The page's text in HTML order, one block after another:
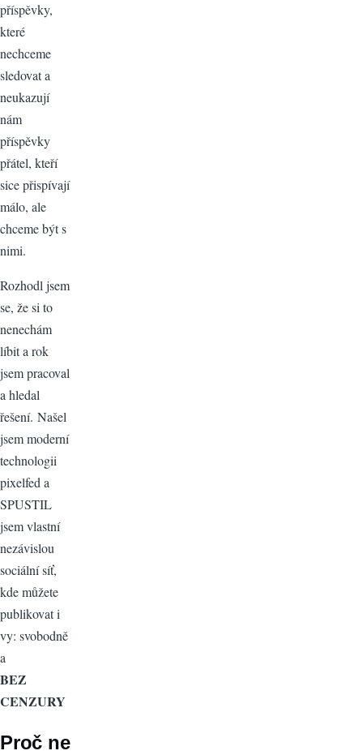
příspěvky,
které
nechceme
sledovat a
neukazují
nám
příspěvky
přátel, kteří
sice přispívají
málo, ale
chceme být s
nimi.
Rozhodl jsem
se, že si to
nenechám
líbit a rok
jsem pracoval
a hledal
řešení. Našel
jsem moderní
technologii
pixelfed a
SPUSTIL
jsem vlastní
nezávislou
sociální síť,
kde můžete
publikovat i
vy: svobodně
a
BEZ
CENZURY
Proč ne